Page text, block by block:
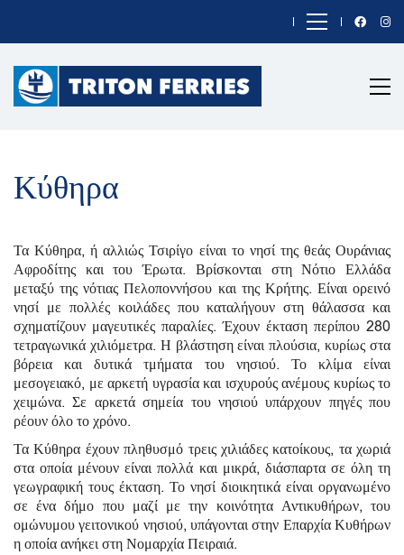
Κύθηρα
Τα Κύθηρα, ή αλλιώς Τσιρίγο είναι το νησί της θεάς Ουράνιας
Αφροδίτης και του Έρωτα. Βρίσκονται στη Νότιο Ελλάδα
μεταξύ της νότιας Πελοποννήσου και της Κρήτης. Είναι ορεινό
νησί με πολλές κοιλάδες που καταλήγουν στη θάλασσα και
σχηματίζουν μαγευτικές παραλίες. Έχουν έκταση περίπου 280
τετραγωνικά χιλιόμετρα. Η βλάστηση είναι πλούσια, κυρίως στα
βόρεια και δυτικά τμήματα του νησιού. Το κλίμα είναι
μεσογειακό, με αρκετή υγρασία και ισχυρούς ανέμους κυρίως το
χειμώνα. Σε αρκετά σημεία του νησιού υπάρχουν πηγές που
ρέουν όλο το χρόνο.
Τα Κύθηρα έχουν πληθυσμό τρεις χιλιάδες κατοίκους, τα χωριά
στα οποία μένουν είναι πολλά και μικρά, διάσπαρτα σε όλη τη
γεωγραφική τους έκταση. Το νησί διοικητικά είναι οργανωμένο
σε ένα δήμο που μαζί με την κοινότητα Αντικυθήρων, του
ομώνυμου γειτονικού νησιού, υπάγονται στην Επαρχία Κυθήρων
η οποία ανήκει στη Νομαρχία Πειραιά.